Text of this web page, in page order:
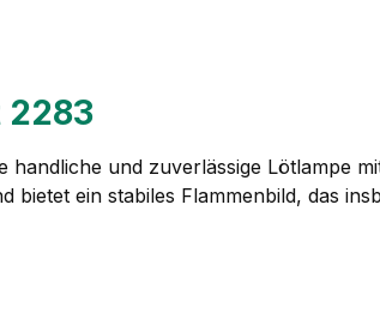
2283
handliche und zuverlässige Lötlampe
bietet ein stabiles Flammenbild, das